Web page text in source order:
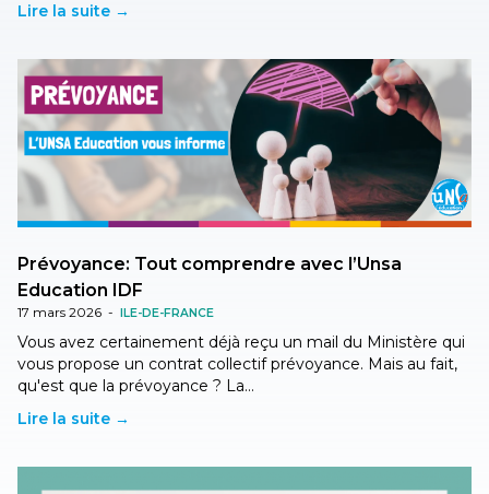
Lire la suite →
Prévoyance: Tout comprendre avec l’Unsa
Education IDF
17 mars 2026 - ILE-DE-FRANCE
Vous avez certainement déjà reçu un mail du Ministère qui
vous propose un contrat collectif prévoyance. Mais au fait,
qu'est que la prévoyance ? La…
Lire la suite →